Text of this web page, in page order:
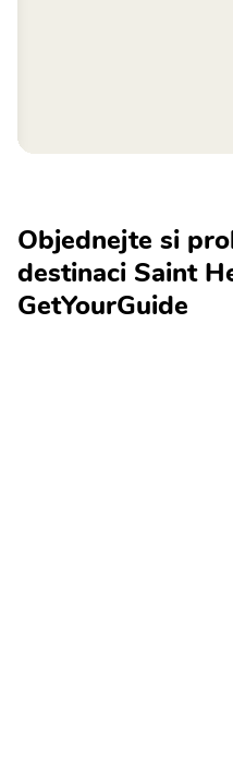
Objednejte si
destinaci Saint
GetYourGuide